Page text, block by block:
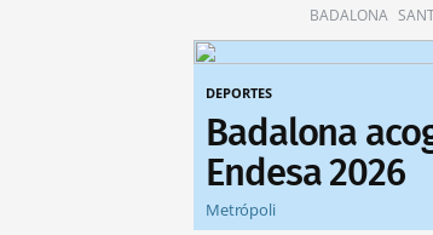
BADALONA
DEPORTES
Badalona
Endesa 2026
Metrópoli